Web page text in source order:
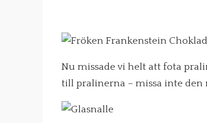
Nu missade vi helt att fota
till pralinerna – missa inte den